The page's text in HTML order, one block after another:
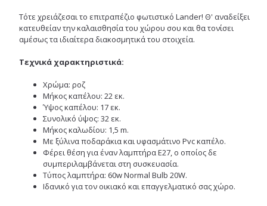
Τότε χρειάζεσαι το επιτραπέζιο φωτιστικό Lander! Θ' αναδείξει
κατευθείαν την καλαισθησία του χώρου σου και θα τονίσει
αμέσως τα ιδιαίτερα διακοσμητικά του στοιχεία.
Τεχνικά χαρακτηριστικά:
Χρώμα: ροζ
Μήκος καπέλου: 22 εκ.
Ύψος καπέλου: 17 εκ.
Συνολικό ύψος: 32 εκ.
Μήκος καλωδίου: 1,5 m.
Με ξύλινα ποδαράκια και υφασμάτινο Pvc καπέλο.
Φέρει θέση για έναν λαμπτήρα Ε27, ο οποίος δε
συμπεριλαμβάνεται στη συσκευασία.
Τύπος λαμπτήρα: 60w Normal Bulb 20W.
Ιδανικό για τον οικιακό και επαγγελματικό σας χώρο.